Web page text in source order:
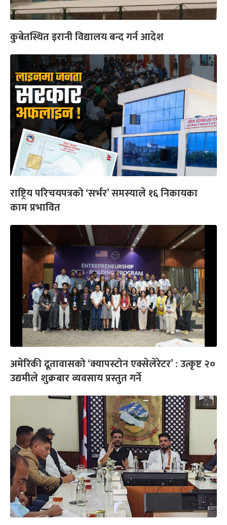
कुबेतस्थित इरानी विद्यालय बन्द गर्न आदेश
राष्ट्रिय परिचयपत्रको ‘सर्भर’ समस्याले १६ निकायका
काम प्रभावित
अमेरिकी दूतावासको ‘क्यापस्टोन एक्सेलेरेटर’ : उत्कृष्ट २०
उद्यमीले शुक्रबार व्यवसाय प्रस्तुत गर्ने